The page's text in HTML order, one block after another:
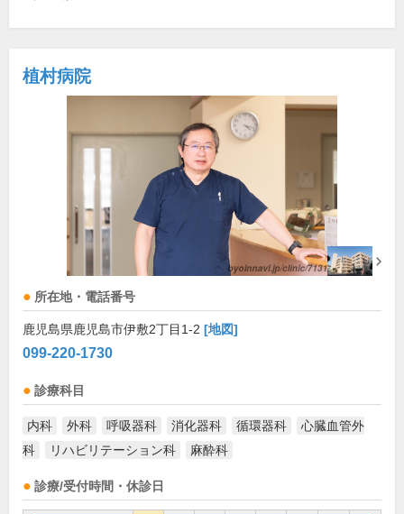
植村病院
所在地・電話番号
鹿児島県鹿児島市伊敷2丁目1-2 [地図]
099-220-1730
診療科目
内科 外科 呼吸器科 消化器科 循環器科
心臓血管外
科
リハビリテーション科 麻酔科
診療/受付時間・休診日